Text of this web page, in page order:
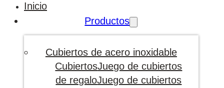
PT
KO
Inicio
Productos
Cubiertos de acero inoxidable
CubiertosJuego de cubiertos
de regaloJuego de cubiertos